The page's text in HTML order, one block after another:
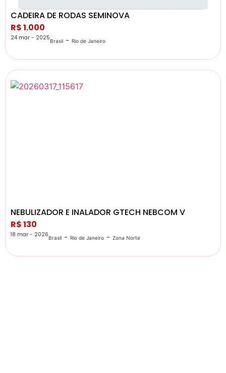
CADEIRA DE RODAS SEMINOVA
R$ 1.000
24 mar - 2025Brasil - Rio de Janeiro
NEBULIZADOR E INALADOR GTECH NEBCOM V
R$ 130
18 mar - 2026Brasil - Rio de Janeiro - Zona Norte